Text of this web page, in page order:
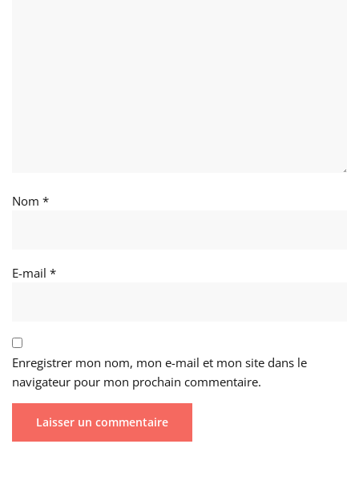
Nom *
E-mail *
Enregistrer mon nom, mon e-mail et mon site dans le
navigateur pour mon prochain commentaire.